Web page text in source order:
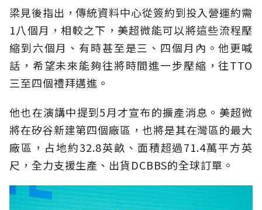
梁見後指出，傳統資料中心從簽約到投入營運約需
1八個月，相較之下，美超微能可以將這些流程壓
縮到六個月、有時甚至是三、四個月內。他更喊
話，希望未來能夠往將時間進一步壓縮，往TTO
三至四個禮拜邁進。
他也在演講中提到5月才宣布的擴產消息。美超微
將在矽谷新建第四個廠區，也將是其在灣區的最大
廠區，占地約32.8英畝、面積超過71.4萬平方英
尺，全力支援生產、出貨DCBBS的全球訂單。